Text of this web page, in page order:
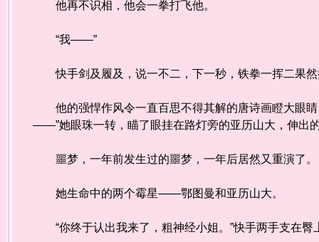
他再不识相，他会一拳打飞他。
“我——”
快手剑及履及，说一不二，下一秒，铁拳一挥二果然
他的强悍作风令一直百思不得其解的唐诗画瞪大眼睛
——”她眼珠一转，瞄了眼挂在路灯旁的亚历山大，伸出
噩梦，一年前发生过的噩梦，一年后居然又重演了。
她生命中的两个霉星——鄂图曼和亚历山大。
“你终于认出我来了，粗神经小姐。”快手两手支在臀